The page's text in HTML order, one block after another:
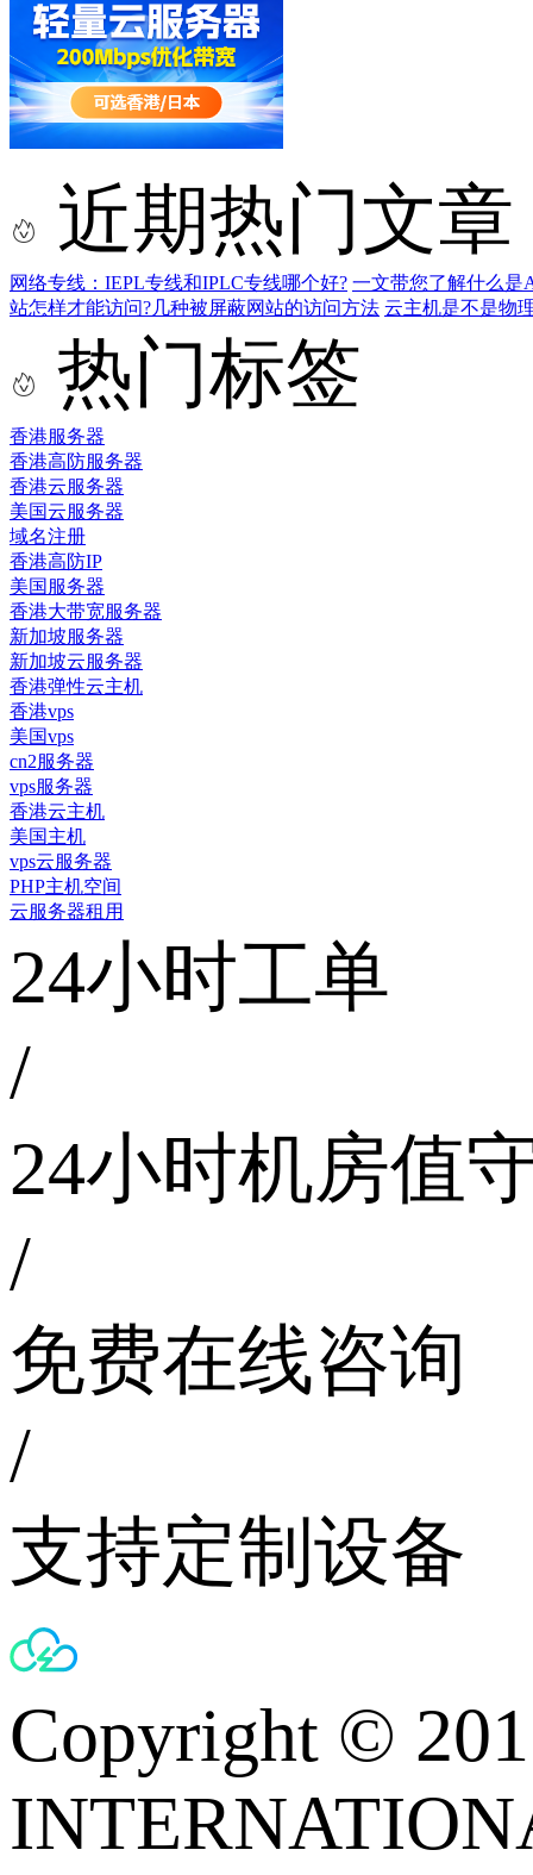
近期热门文章
网络专线：IEPL专线和IPLC专线哪个好? 一文带您了解什么是
站怎样才能访问?几种被屏蔽网站的访问方法 云主机是不是物
热门标签
香港服务器
香港高防服务器
香港云服务器
美国云服务器
域名注册
香港高防IP
美国服务器
香港大带宽服务器
新加坡服务器
新加坡云服务器
香港弹性云主机
香港vps
美国vps
cn2服务器
vps服务器
香港云主机
美国主机
vps云服务器
PHP主机空间
云服务器租用
24小时工单
/
24小时机房值
/
免费在线咨询
/
支持定制设备
Copyright ©